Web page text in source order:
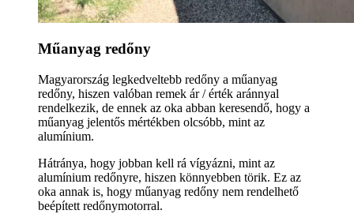
Műanyag redőny
Magyarország legkedveltebb redőny a műanyag
redőny, hiszen valóban remek ár / érték aránnyal
rendelkezik, de ennek az oka abban keresendő, hogy a
műanyag jelentős mértékben olcsóbb, mint az
alumínium.
Hátránya, hogy jobban kell rá vígyázni, mint az
alumínium redőnyre, hiszen könnyebben törik. Ez az
oka annak is, hogy műanyag redőny nem rendelhető
beépített redőnymotorral.